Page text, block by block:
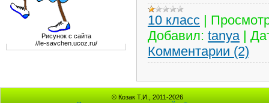
Рисунок с сайта
//le-savchen.ucoz.ru/
10 класс |
Добавил: tanya |
Комментарии (2)
© Козак Т.И., 2011-2026